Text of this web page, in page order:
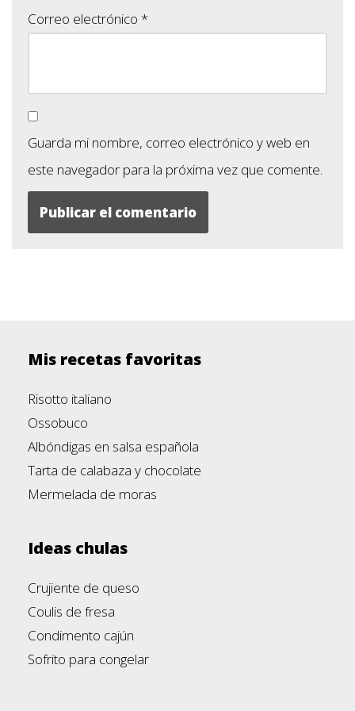
Correo electrónico *
Guarda mi nombre, correo electrónico y web en
este navegador para la próxima vez que comente.
Mis recetas favoritas
Risotto italiano
Ossobuco
Albóndigas en salsa española
Tarta de calabaza y chocolate
Mermelada de moras
Ideas chulas
Crujiente de queso
Coulis de fresa
Condimento cajún
Sofrito para congelar